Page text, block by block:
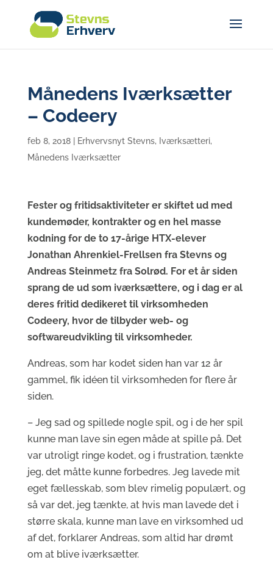
Månedens Iværksætter
– Codeery
feb 8, 2018| Erhvervsnyt Stevns, Iværksætteri,
Månedens Iværksætter
Fester og fritidsaktiviteter er skiftet ud med
kundemøder, kontrakter og en hel masse
kodning for de to 17-årige HTX-elever
Jonathan Ahrenkiel-Frellsen fra Stevns og
Andreas Steinmetz fra Solrød. For et år siden
sprang de ud som iværksættere, og i dag er al
deres fritid dedikeret til virksomheden
Codeery, hvor de tilbyder web- og
softwareudvikling til virksomheder.
Andreas, som har kodet siden han var 12 år
gammel, fik idéen til virksomheden for flere år
siden.
– Jeg sad og spillede nogle spil, og i de her spil
kunne man lave sin egen måde at spille på. Det
var utroligt ringe kodet, og i frustration, tænkte
jeg, det måtte kunne forbedres. Jeg lavede mit
eget fællesskab, som blev rimelig populært, og
så var det, jeg tænkte, at hvis man lavede det i
større skala, kunne man lave en virksomhed ud
af det, forklarer Andreas, som altid har drømt
om at blive iværksætter.